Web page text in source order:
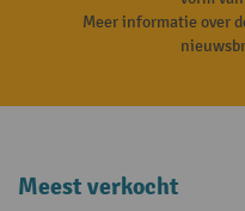
Meer informatie over
Meest verkocht